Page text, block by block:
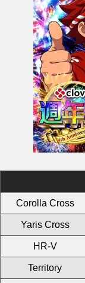
Corolla Cross
Yaris Cross
HR-V
Territory